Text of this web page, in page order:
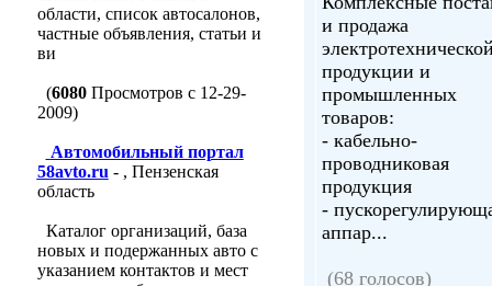
области, список автосалонов,
частные объявления, статьи и
ви
(6080Просмотров с 12-29-
2009)
Автомобильный портал
58avto.ru - , Пензенская
область
Каталог организаций, база
новых и подержанных авто с
указанием контактов и мест
и продажа
продукции и
промышленных
товаров:
- кабельно-
проводниковая
продукция
-
аппар...
(68 голосов)